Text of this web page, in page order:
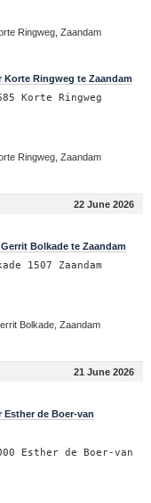
Ringweg, Zaandam
Ringweg te Zaandam
Korte Ringweg
Ringweg, Zaandam
22 June 2026
Bolkade te Zaandam
1507 Zaandam
Bolkade, Zaandam
21 June 2026
de Boer-van
Esther de Boer-van